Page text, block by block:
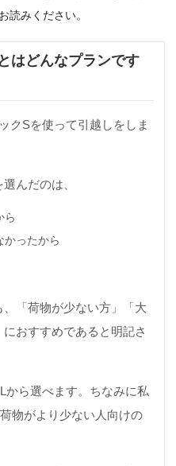
読みください。
はどんなプランです
クSを使って引越しをしま
んだのは、
ら
かったから
「荷物が少ない方」「大
おすすめであると明記さ
から選べます。ちなみに私
物がより少ない人向けの